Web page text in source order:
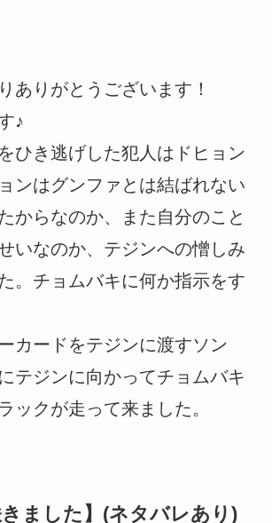
ありがとうございます！
♪
ひき逃げした犯人はドヒョン
ンはグンファとは結ばれない
からなのか、また自分のこと
いなのか、テジンへの憎しみ
。チョムバキに何か指示をす
カードをテジンに渡すソン
テジンに向かってチョムバキ
ックが走って来ました。
きました】(ネタバレあり)